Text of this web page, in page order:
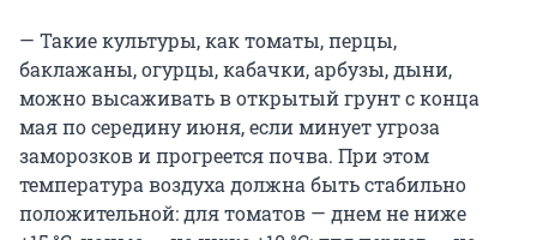
— Такие культуры, как томаты, перцы,
баклажаны, огурцы, кабачки, арбузы, дыни,
можно высаживать в открытый грунт с конца
мая по середину июня, если минует угроза
заморозков и прогреется почва. При этом
температура воздуха должна быть стабильно
положительной: для томатов — днем не ниже